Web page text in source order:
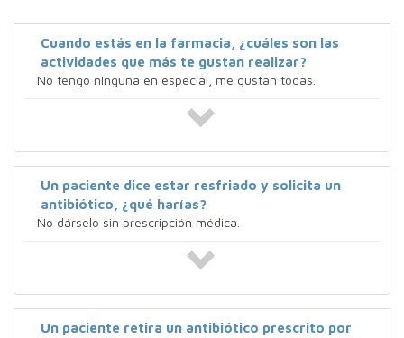
Cuando estás en la farmacia, ¿cuáles son las
actividades que más te gustan realizar?
No tengo ninguna en especial, me gustan todas.
Un paciente dice estar resfriado y solicita un
antibiótico, ¿qué harías?
No dárselo sin prescripción médica.
Un paciente retira un antibiótico prescrito por